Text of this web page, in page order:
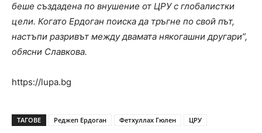
беше създадена по внушение от ЦРУ с глобалистки
цели. Когато Ердоган поиска да тръгне по свой път,
настъпи разривът между двамата някогашни другари”,
обясни Славкова.
https://lupa.bg
ТАГОВЕ Реджеп Ердоган Фетхуллах Гюлен ЦРУ